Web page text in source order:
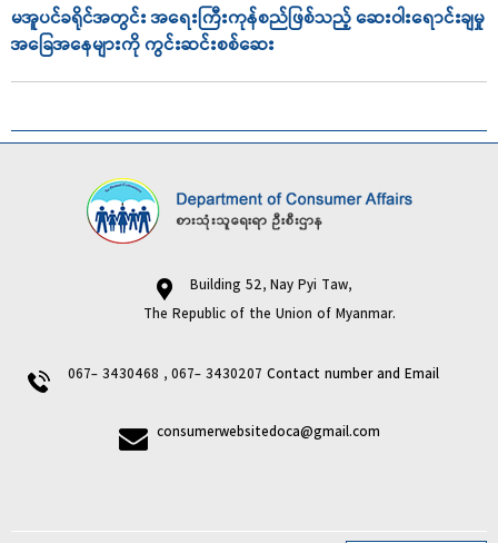
မအူပင်ခရိုင်အတွင်း အရေးကြီးကုန်စည်ဖြစ်သည့် ဆေးဝါးရောင်းချမှု
အခြေအနေများကို ကွင်းဆင်းစစ်ဆေး
Building 52, Nay Pyi Taw,
The Republic of the Union of Myanmar.
067- 3430468 , 067- 3430207 Contact number and Email
consumerwebsitedoca@gmail.com